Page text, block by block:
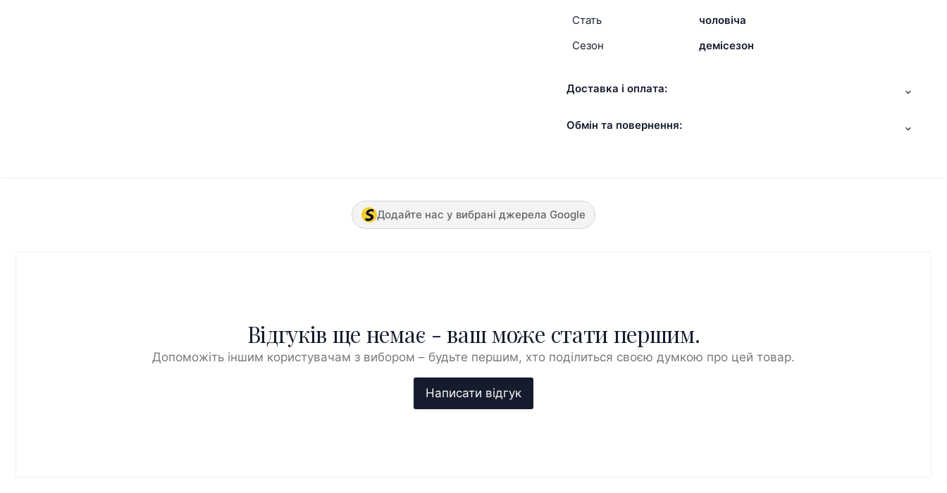
Стать
чоловіча
Сезон
демісезон
Доставка і оплата:
Обмін та повернення:
Додайте нас у вибрані джерела Google
Відгуків ще немає - ваш може стати першим.
Допоможіть іншим користувачам з вибором – будьте першим, хто поділиться своєю думкою про цей товар.